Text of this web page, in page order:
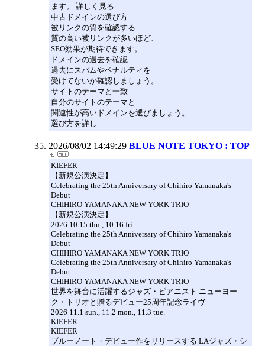
ます。 詳しく見る
中古ドメインの選び方
被リンクの質を確認する
質の高い被リンクが多いほど、
SEO効果が期待できます。
ドメインの過去を確認
過去にスパムやペナルティを
受けてないか確認しましょう。
サイトのテーマと一致
自分のサイトのテーマと
関連性が高いドメインを選びましょう。
選び方を詳し
2026/08/02 14:49:29 BLUE NOTE TOKYO : TOP
KIEFER
【新規公演決定】
Celebrating the 25th Anniversary of Chihiro Yamanaka's
Debut
CHIHIRO YAMANAKA NEW YORK TRIO
【新規公演決定】
2026 10.15 thu., 10.16 fri.
Celebrating the 25th Anniversary of Chihiro Yamanaka's
Debut
CHIHIRO YAMANAKA NEW YORK TRIO
Celebrating the 25th Anniversary of Chihiro Yamanaka's
Debut
CHIHIRO YAMANAKA NEW YORK TRIO
世界を舞台に活躍するジャズ・ピアニスト ニューヨー
ク・トリオと贈るデビュー25周年記念ライヴ
2026 11.1 sun., 11.2 mon., 11.3 tue.
KIEFER
KIEFER
ブルーノート・デビュー作をリリースする LAジャズ・シ